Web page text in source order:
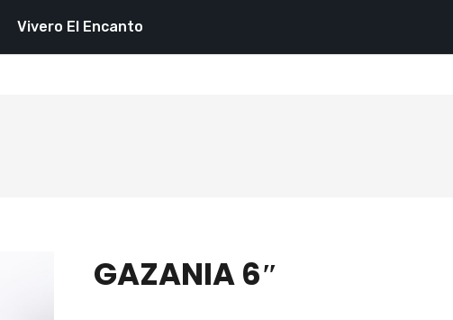
GAZANIA 6″
Vivero El Encanto